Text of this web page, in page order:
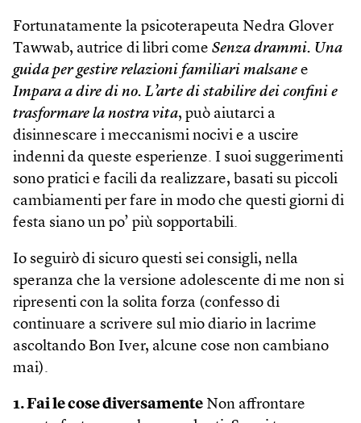
Fortunatamente la psicoterapeuta Nedra Glover
Tawwab, autrice di libri come Senza drammi. Una
guida per gestire relazioni familiari malsane e
Impara a dire di no. L’arte di stabilire dei confini e
trasformare la nostra vita, può aiutarci a
disinnescare i meccanismi nocivi e a uscire
indenni da queste esperienze. I suoi suggerimenti
sono pratici e facili da realizzare, basati su piccoli
cambiamenti per fare in modo che questi giorni di
festa siano un po’ più sopportabili.
Io seguirò di sicuro questi sei consigli, nella
speranza che la versione adolescente di me non si
ripresenti con la solita forza (confesso di
continuare a scrivere sul mio diario in lacrime
ascoltando Bon Iver, alcune cose non cambiano
mai).
1. Fai le cose diversamente Non affrontare